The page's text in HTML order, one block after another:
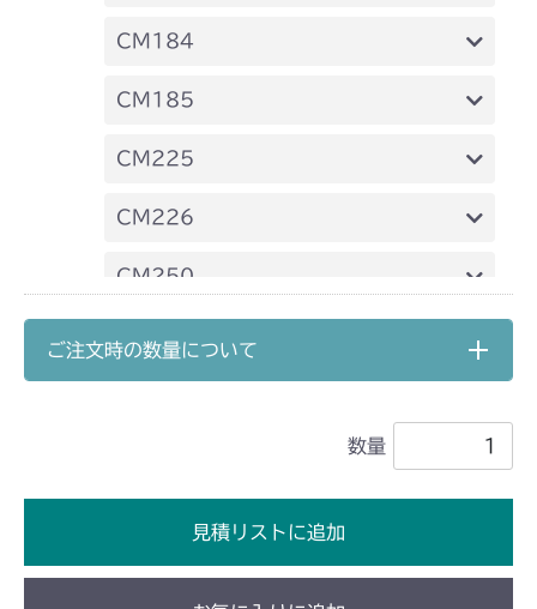
ミッション FIG7 PTO
CM184
ミッション FIG8 デフシフト
CM185
ミッション FIG8 デフシフト
CM225
ミッション FIG8 デフシフト
CM226
ミッション FIG8 デフシフト
CM250
ミッション FIG8 デフシフト
ミッション FIG8 デフシフト
CM2201YCV/YCS
ご注文時の数量について
数量
見積リストに追加